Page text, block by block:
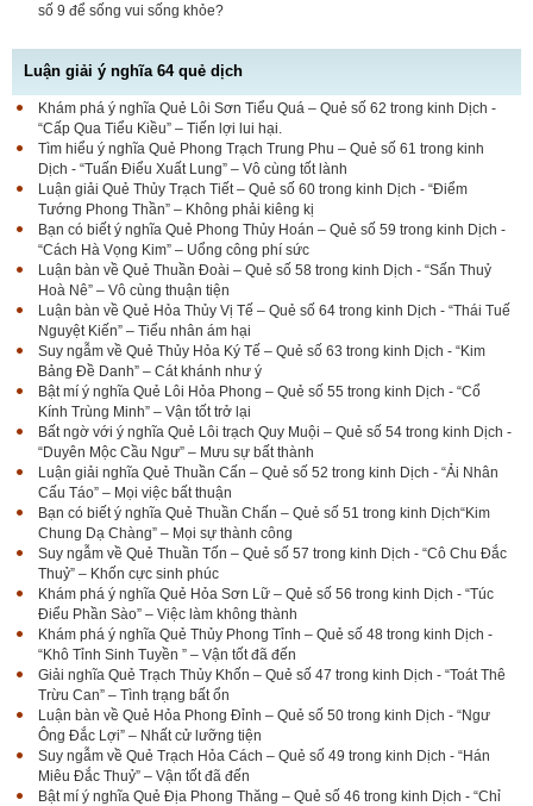
số 9 để sống vui sống khỏe?
Luận giải ý nghĩa 64 quẻ dịch
Khám phá ý nghĩa Quẻ Lôi Sơn Tiểu Quá – Quẻ số 62 trong kinh Dịch -
“Cấp Qua Tiểu Kiều” – Tiến lợi lui hại.
Tìm hiểu ý nghĩa Quẻ Phong Trạch Trung Phu – Quẻ số 61 trong kinh
Dịch - “Tuấn Điểu Xuất Lung” – Vô cùng tốt lành
Luận giải Quẻ Thủy Trạch Tiết – Quẻ số 60 trong kinh Dịch - “Điểm
Tướng Phong Thần” – Không phải kiêng kị
Bạn có biết ý nghĩa Quẻ Phong Thủy Hoán – Quẻ số 59 trong kinh Dịch -
“Cách Hà Vọng Kim” – Uổng công phí sức
Luận bàn về Quẻ Thuần Đoài – Quẻ số 58 trong kinh Dịch - “Sấn Thuỷ
Hoà Nê” – Vô cùng thuận tiện
Luận bàn về Quẻ Hỏa Thủy Vị Tế – Quẻ số 64 trong kinh Dịch - “Thái Tuế
Nguyệt Kiến” – Tiểu nhân ám hại
Suy ngẫm về Quẻ Thủy Hỏa Ký Tế – Quẻ số 63 trong kinh Dịch - “Kim
Bảng Đề Danh” – Cát khánh như ý
Bật mí ý nghĩa Quẻ Lôi Hỏa Phong – Quẻ số 55 trong kinh Dịch - “Cổ
Kính Trùng Minh” – Vận tốt trở lại
Bất ngờ với ý nghĩa Quẻ Lôi trạch Quy Muội – Quẻ số 54 trong kinh Dịch -
“Duyên Mộc Cầu Ngư” – Mưu sự bất thành
Luận giải nghĩa Quẻ Thuần Cấn – Quẻ số 52 trong kinh Dịch - “Ải Nhân
Cấu Táo” – Mọi việc bất thuận
Bạn có biết ý nghĩa Quẻ Thuần Chấn – Quẻ số 51 trong kinh Dịch“Kim
Chung Dạ Chàng” – Mọi sự thành công
Suy ngẫm về Quẻ Thuần Tốn – Quẻ số 57 trong kinh Dịch - “Cô Chu Đắc
Thuỷ” – Khốn cực sinh phúc
Khám phá ý nghĩa Quẻ Hỏa Sơn Lữ – Quẻ số 56 trong kinh Dịch - “Túc
Điểu Phần Sào” – Việc làm không thành
Khám phá ý nghĩa Quẻ Thủy Phong Tỉnh – Quẻ số 48 trong kinh Dịch -
“Khô Tỉnh Sinh Tuyền ” – Vận tốt đã đến
Giải nghĩa Quẻ Trạch Thủy Khốn – Quẻ số 47 trong kinh Dịch - “Toát Thê
Trừu Can” – Tình trạng bất ổn
Luận bàn về Quẻ Hỏa Phong Đỉnh – Quẻ số 50 trong kinh Dịch - “Ngư
Ông Đắc Lợi” – Nhất cử lưỡng tiện
Suy ngẫm về Quẻ Trạch Hỏa Cách – Quẻ số 49 trong kinh Dịch - “Hán
Miêu Đắc Thuỷ” – Vận tốt đã đến
Bật mí ý nghĩa Quẻ Địa Phong Thăng – Quẻ số 46 trong kinh Dịch - “Chỉ